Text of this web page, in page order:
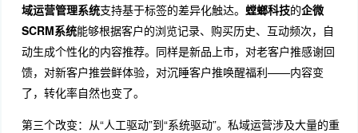
域运营管理系统支持基于标签的差异化触达。 螳螂科技的企微
SCRM系统能够根据客户的浏览记录、购买历史、互动频次，自
动生成个性化的内容推荐。同样是新品上市，对老客户推感谢回
馈，对新客户推尝鲜体验，对沉睡客户推唤醒福利——内容变
了，转化率自然也变了。
第三个改变：从“人工驱动”到“系统驱动”。私域运营涉及大量的重